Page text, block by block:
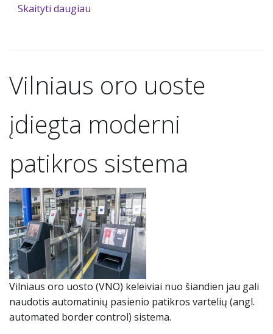
Skaityti daugiau
Vilniaus oro uoste
įdiegta moderni
patikros sistema
Vilniaus oro uosto (VNO) keleiviai nuo šiandien jau gali
naudotis automatinių pasienio patikros vartelių (angl.
automated border control) sistema.